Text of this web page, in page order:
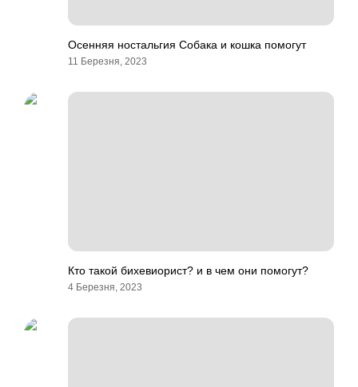
Осенняя ностальгия Собака и кошка помогут
11 Березня, 2023
Кто такой бихевиорист? и в чем они помогут?
4 Березня, 2023